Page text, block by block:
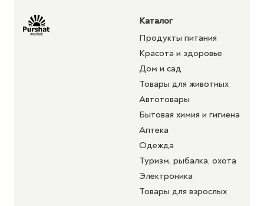
Каталог
Продукты питания
Красота и здоровье
Дом и сад
Товары для животных
Автотовары
Бытовая химия и гигиена
Аптека
Одежда
Туризм, рыбалка, охота
Электроника
Товары для взрослых